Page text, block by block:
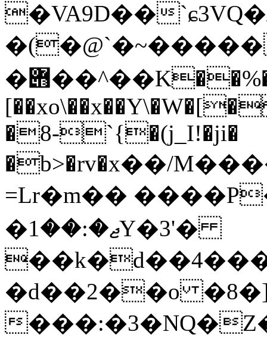
�VA9D��
�(�@`�~�����
�݋��^��K��%��{0=�>�`�}k��r:pZ��;�:��,
�8-`{�(j_I!�ji�
�b>�rv�х��/
=Lr�m��
�ޖ�:��1Y�3'�
�d��2��o